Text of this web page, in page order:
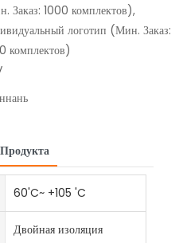
Заказ: 1000 комплектов),
логотип (Мин. Заказ:
комплектов)
60'C~ +105 'C
Двойная изоляция